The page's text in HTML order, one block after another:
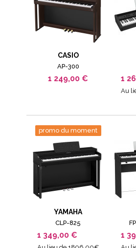
CASIO
AP-300
1 249,00 € 1
Au
promo du moment
YAMAHA
CLP-825
1 349,00 € 1